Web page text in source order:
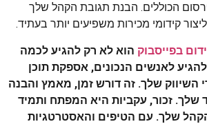
הכוללים. הבנת תגובת הקהל שלך
קידומי מכירות משפיעים יותר בעתיד.
בפייסבוק הוא לא רק להגיע לכמה
לאנשים הנכונים, אספקת תוכן
השיווק שלך. זה דורש זמן, מאמץ והבנה
שלך. זכור, עקביות היא המפתח ותמיד
שלך. עם הטיפים והאסטרטגיות